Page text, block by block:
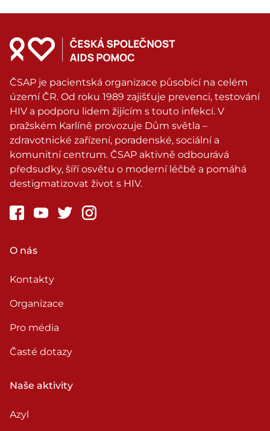
ČSAP je pacientská organizace působící na celém
území ČR. Od roku 1989 zajišťuje prevenci, testování
HIV a podporu lidem žijícím s touto infekcí. V
pražském Karlíně provozuje Dům světla –
zdravotnické zařízení, poradenské, sociální a
komunitní centrum. ČSAP aktivně odbourává
předsudky, šíří osvětu o moderní léčbě a pomáhá
destigmatizovat život s HIV.
O nás
Kontakty
Organizace
Pro média
Časté dotazy
Naše aktivity
Azyl